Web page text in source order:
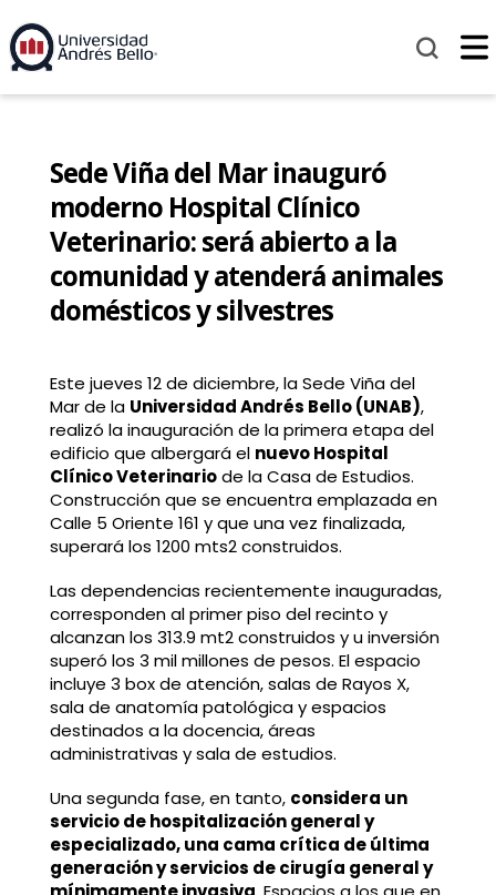
Sede Viña del Mar inauguró
moderno Hospital Clínico
Veterinario: será abierto a la
comunidad y atenderá animales
domésticos y silvestres
Este jueves 12 de diciembre, la Sede Viña del
Mar de la Universidad Andrés Bello (UNAB),
realizó la inauguración de la primera etapa del
edificio que albergará el nuevo Hospital
Clínico Veterinariode la Casa de Estudios.
Construcción que se encuentra emplazada en
Calle 5 Oriente 161 y que una vez finalizada,
superará los 1200 mts2 construidos.
Las dependencias recientemente inauguradas,
corresponden al primer piso del recinto y
alcanzan los 313.9 mt2 construidos y u inversión
superó los 3 mil millones de pesos. El espacio
incluye 3 box de atención, salas de Rayos X,
sala de anatomía patológica y espacios
destinados a la docencia, áreas
administrativas y sala de estudios.
Una segunda fase, en tanto, considera un
servicio de hospitalización general y
especializado, una cama crítica de última
generación y servicios de cirugía general y